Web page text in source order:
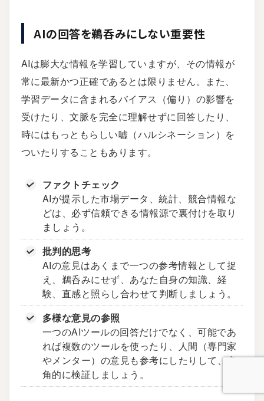
AIの回答を鵜呑みにしない重要性
AIは膨大な情報を学習していますが、その情報が
常に最新かつ正確であるとは限りません。また、
学習データに含まれるバイアス（偏り）の影響を
受けたり、文脈を完全に理解せずに回答したり、
時にはもっともらしい嘘（ハルシネーション）を
ついたりすることもあります。
ファクトチェック
AIが提示した市場データ、統計、競合情報な
どは、必ず信頼できる情報源で裏付けを取り
ましょう。
批判的思考
AIの意見はあくまで一つの参考情報として捉
え、鵜呑みにせず、あなた自身の知識、経
験、直感と照らし合わせて判断しましょう。
多様な意見の参照
一つのAIツールの回答だけでなく、可能であ
れば複数のツールを使ったり、人間（専門家
やメンター）の意見も参考にしたりして、多
角的に検証しましょう。